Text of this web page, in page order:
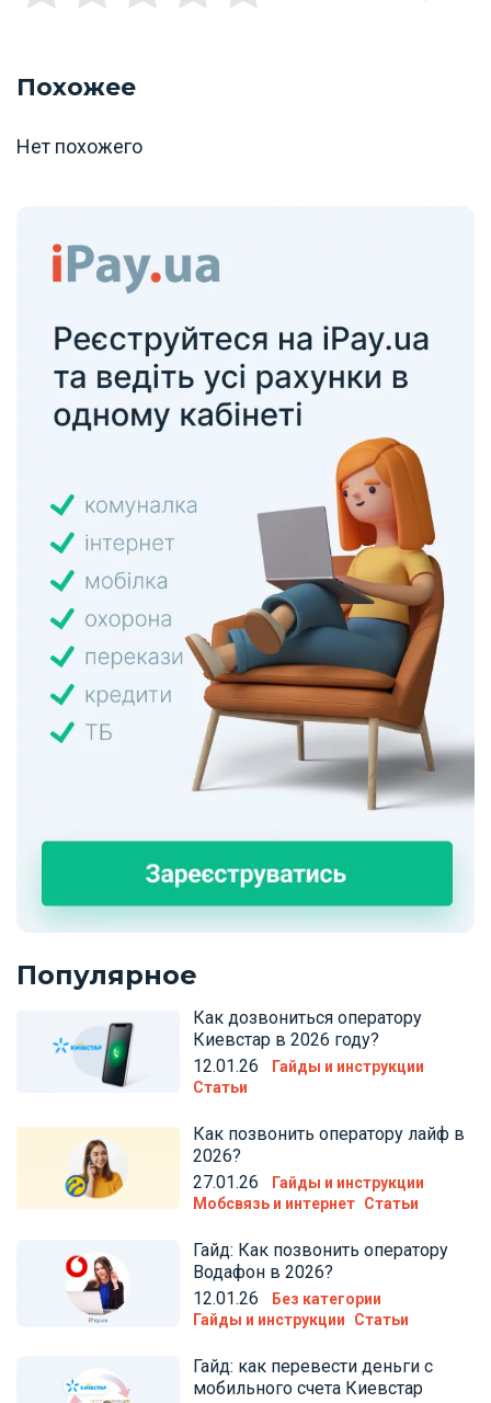
Похожее
Нет похожего
Популярное
Как дозвониться оператору
Киевстар в 2026 году?
12.01.26
Гайды и инструкции
Статьи
Как позвонить оператору лайф в
2026?
27.01.26
Гайды и инструкции
Мобсвязь и интернет Статьи
Гайд: Как позвонить оператору
Водафон в 2026?
12.01.26
Без категории
Гайды и инструкции
Статьи
Гайд: как перевести деньги с
мобильного счета Киевстар